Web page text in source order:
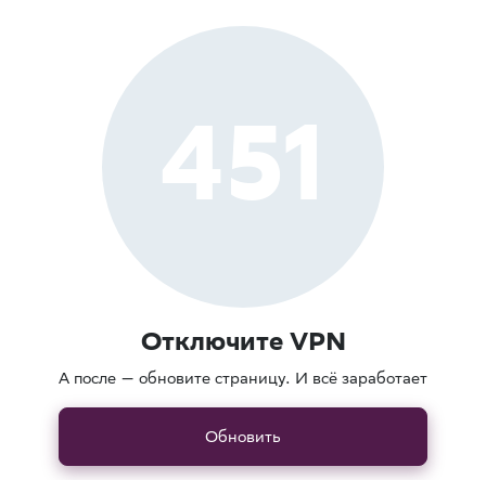
451
Отключите VPN
А после — обновите страницу. И всё заработает
Обновить